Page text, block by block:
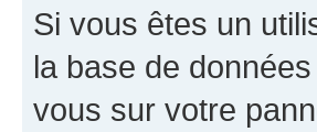
Si vous êtes un
la base de
vous sur votre